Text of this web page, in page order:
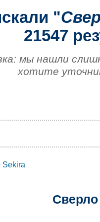
"
21547
мы нашли
хотите